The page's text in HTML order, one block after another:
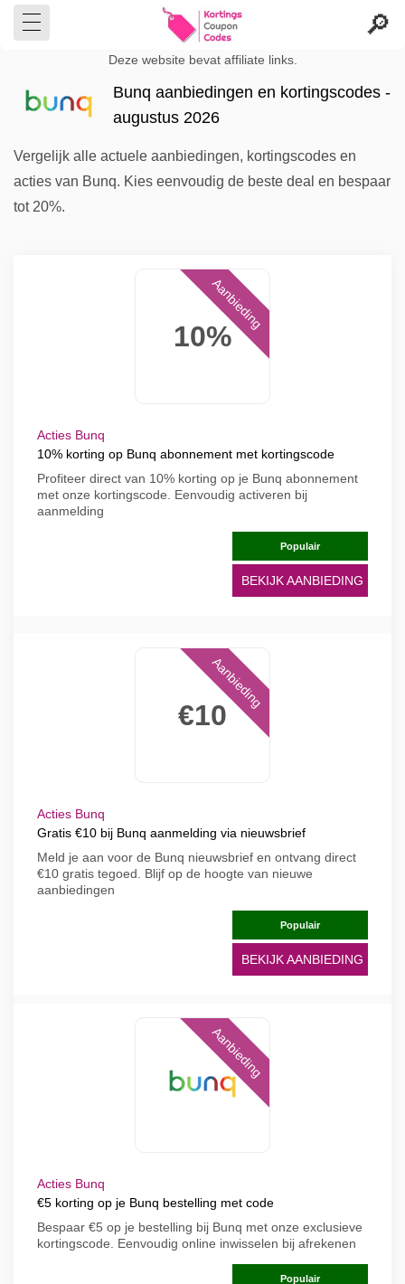
Deze website bevat affiliate links.
Bunq aanbiedingen en kortingscodes -
augustus 2026
Vergelijk alle actuele aanbiedingen, kortingscodes en
acties van Bunq. Kies eenvoudig de beste deal en bespaar
tot 20%.
10%
Aanbieding
Acties Bunq
10% korting op Bunq abonnement met kortingscode
Profiteer direct van 10% korting op je Bunq abonnement
met onze kortingscode. Eenvoudig activeren bij
aanmelding
Populair
BEKIJK AANBIEDING
€10
Aanbieding
Acties Bunq
Gratis €10 bij Bunq aanmelding via nieuwsbrief
Meld je aan voor de Bunq nieuwsbrief en ontvang direct
€10 gratis tegoed. Blijf op de hoogte van nieuwe
aanbiedingen
Populair
BEKIJK AANBIEDING
Aanbieding
Acties Bunq
€5 korting op je Bunq bestelling met code
Bespaar €5 op je bestelling bij Bunq met onze exclusieve
kortingscode. Eenvoudig online inwisselen bij afrekenen
Populair